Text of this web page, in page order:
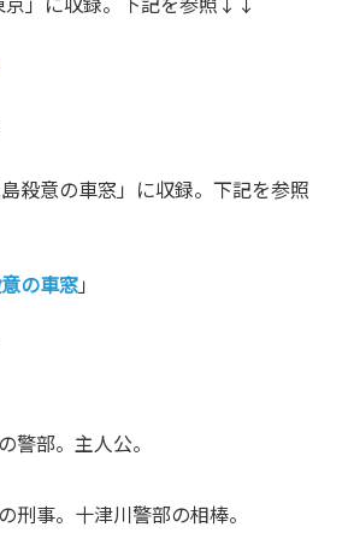
殺意の車窓」に収録。下記を参照
の車窓」
警部。主人公。
刑事。十津川警部の相棒。